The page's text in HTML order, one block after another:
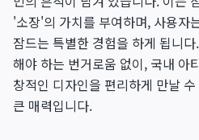
'소장'의 가치를 부여하며, 사용자
잠드는 특별한 경험을 하게 됩니
해야 하는 번거로움 없이, 국내 아
창적인 디자인을 편리하게 만날
큰 매력입니다.